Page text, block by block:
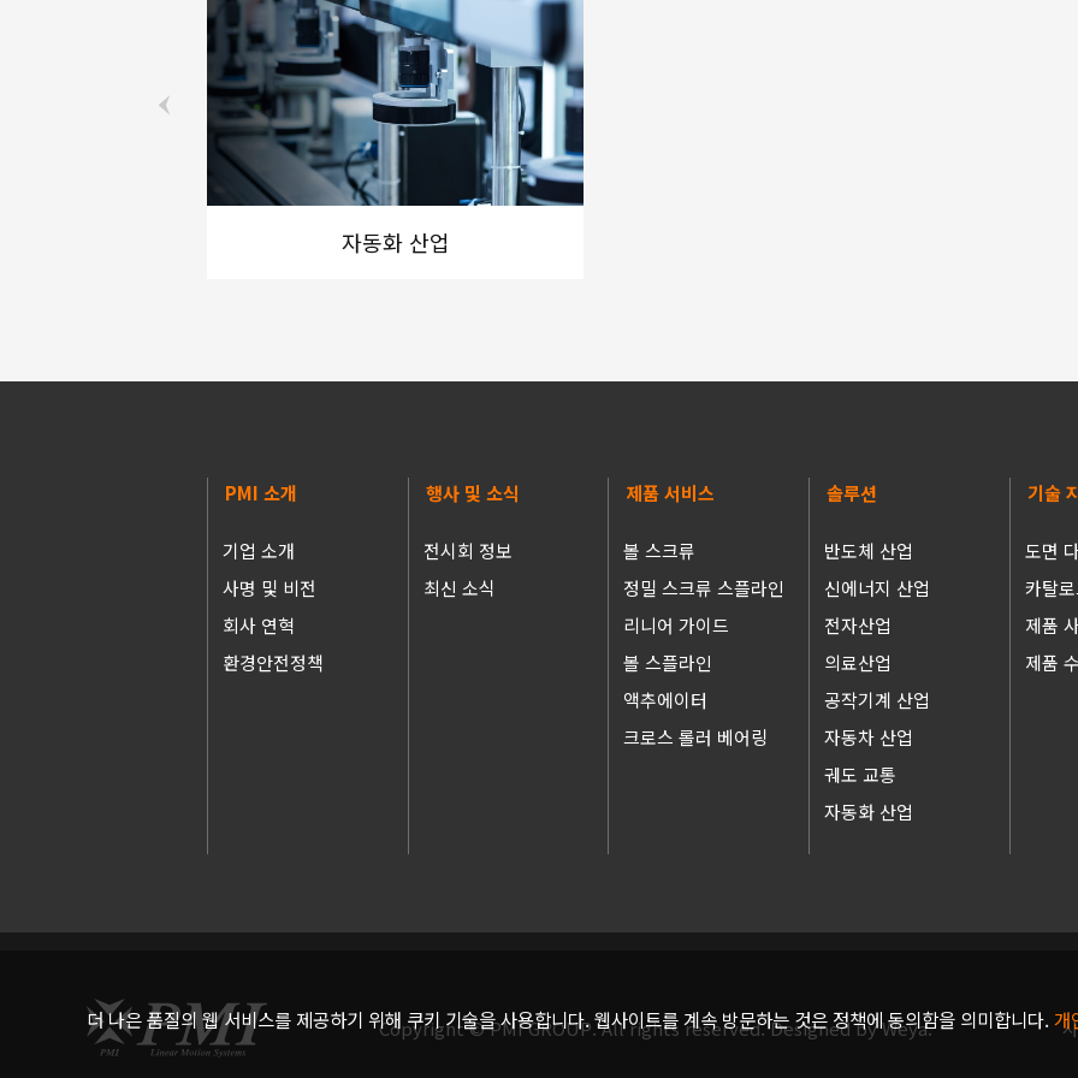
자동화 산업
PMI 소개
기업 소개
사명 및 비전
회사 연혁
환경안전정책
행사 및 소식
전시회 정보
최신 소식
제품 서비스
볼 스크류
정밀 스크류 스플라인
리니어 가이드
볼 스플라인
액추에이터
크로스 롤러 베어링
솔루션
반도체 산업
신에너지 산업
전자산업
의료산업
공작기계 산업
자동차 산업
궤도 교통
자동화 산업
기술
도면
카탈
제품
제품
Copyright © PMI GROUP. All rights reserved. Designed byWeya.
더 나은 품질의 웹 서비스를 제공하기 위해 쿠키 기술을 사용합니다. 웹사이트를 계속 방문하는 것은 정책에 동의함을 의미합니다.개